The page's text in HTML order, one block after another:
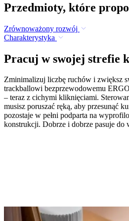
Przedmioty, które
Zrównoważony rozwój
Charakterystyka
Pracuj w swojej strefie
Zminimalizuj liczbę ruchów i zwiększ
trackballowi bezprzewodowemu
– teraz z cichymi kliknięciami.
musisz poruszać ręką, aby przesunąć
pozostaje w pełni podparta na
konstrukcji. Dobrze i dobrze pasuje do